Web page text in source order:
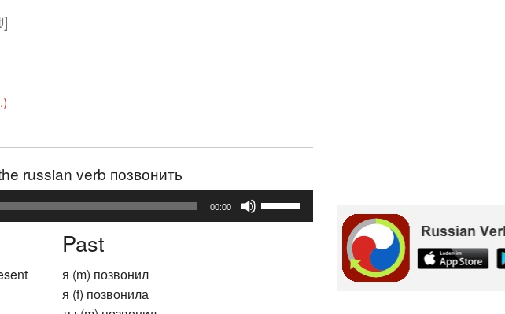
russian verb позвонить
00:00
Past
я (m) позвонил
я (f) позвонила